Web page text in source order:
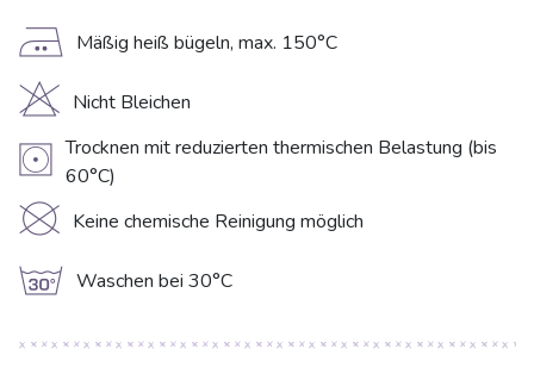
E Mäßig heiß bügeln, max. 150°C
H Nicht Bleichen
V Trocknen mit reduzierten thermischen Belastung (bis
60°C)
K Keine chemische Reinigung möglich
g Waschen bei 30°C